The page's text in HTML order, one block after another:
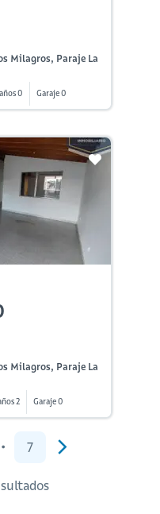
Milagros, Paraje La
0 Garaje 0
Milagros, Paraje La
2 Garaje 0
7